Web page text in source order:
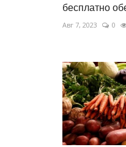
бесплатно
Авг 7, 2023 0